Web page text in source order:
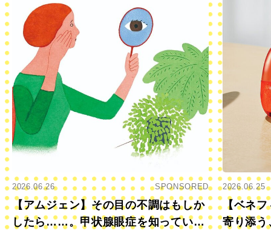
2026.06.26 SPONSORED
【アムジェン】その目の不調はもしか
したら……。甲状腺眼症を知っていま
2026.06.25
【ベネフ
寄り添う